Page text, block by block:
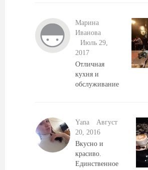
Марина
Иванова
Июль 29,
2017
Отличная
кухня и
обслуживание
Yana
Август
20, 2016
Вкусно и
красиво.
Единственное